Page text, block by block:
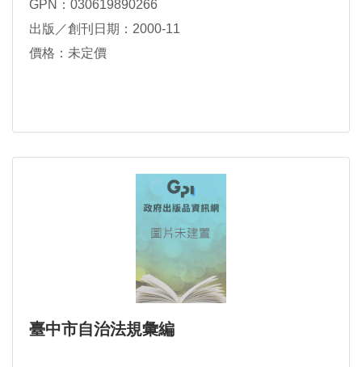
GPN：030619890266
出版／創刊日期：2000-11
價格：未定價
臺中市自治法規彙編